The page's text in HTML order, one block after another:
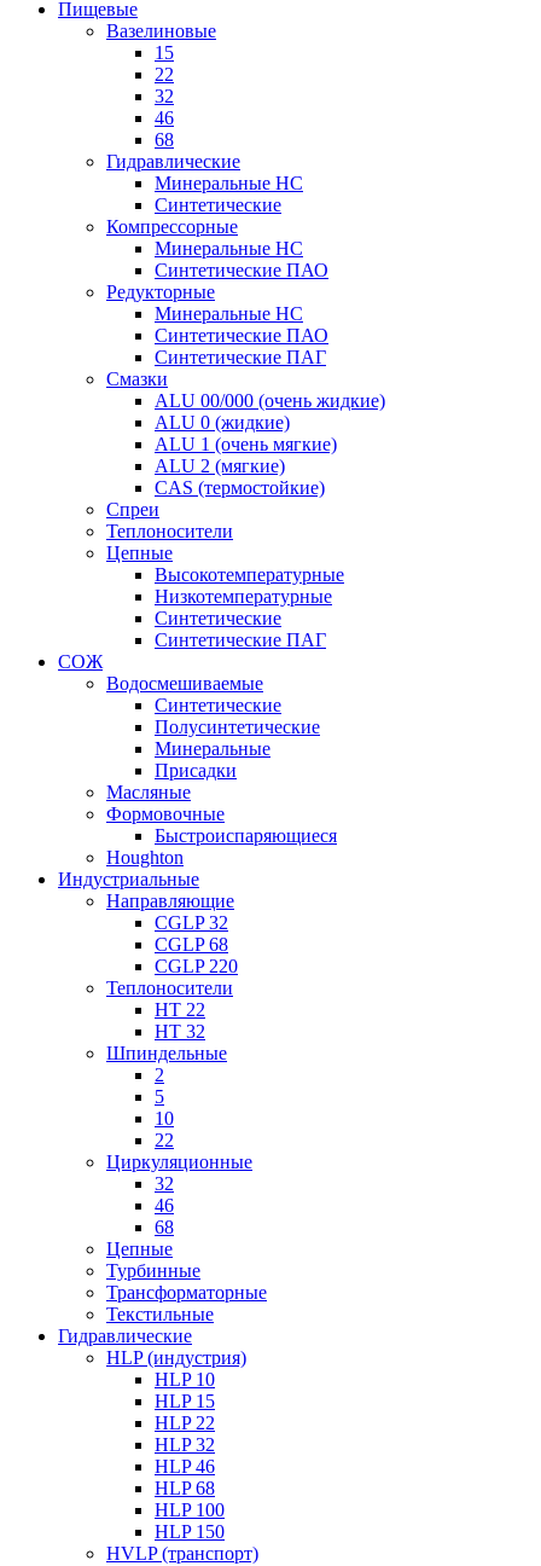
Пищевые
Вазелиновые
15
22
32
46
68
Гидравлические
Минеральные HC
Синтетические
Компрессорные
Минеральные HC
Синтетические ПАО
Редукторные
Минеральные HC
Синтетические ПАО
Синтетические ПАГ
Смазки
ALU 00/000 (очень жидкие)
ALU 0 (жидкие)
ALU 1 (очень мягкие)
ALU 2 (мягкие)
CAS (термостойкие)
Спреи
Теплоносители
Цепные
Высокотемпературные
Низкотемпературные
Синтетические
Синтетические ПАГ
СОЖ
Водосмешиваемые
Синтетические
Полусинтетические
Минеральные
Присадки
Масляные
Формовочные
Быстроиспаряющиеся
Houghton
Индустриальные
Направляющие
CGLP 32
CGLP 68
CGLP 220
Теплоносители
HT 22
HT 32
Шпиндельные
2
5
10
22
Циркуляционные
32
46
68
Цепные
Турбинные
Трансформаторные
Текстильные
Гидравлические
HLP (индустрия)
HLP 10
HLP 15
HLP 22
HLP 32
HLP 46
HLP 68
HLP 100
HLP 150
HVLP (транспорт)